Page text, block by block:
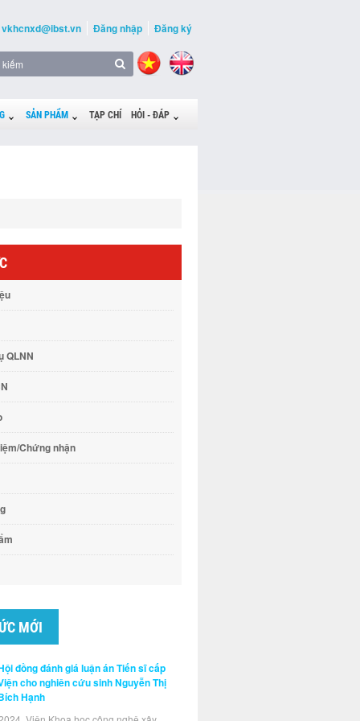
vkhcnxd@ibst.vn Đăng nhập Đăng ký
SẢN PHẨM TẠP CHÍ HỎI - ĐÁP
QLNN
Chứng nhận
MỚI
đồng đánh giá luận án Tiến sĩ cấp
cho nghiên cứu sinh Nguyễn Thị
Hạnh